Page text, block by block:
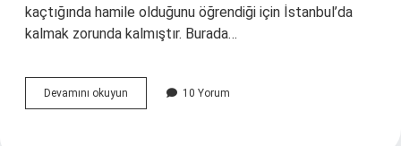
kaçtığında hamile olduğunu öğrendiği için İstanbul’da
kalmak zorunda kalmıştır. Burada…
Devamını okuyun
Farah
10 Yorum